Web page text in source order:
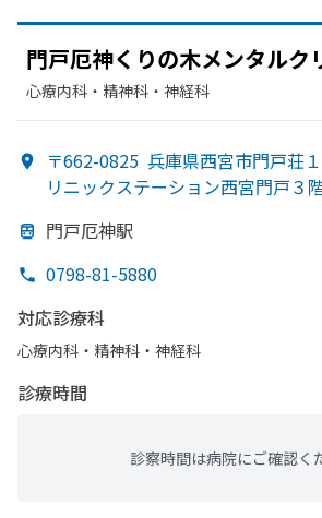
門戸厄神くりの木メンタルク
心療内科・​精神科・神経科
〒662-0825 兵庫県西宮市門戸荘
リニックステーション西宮門戸３
門戸厄神駅
0798-81-5880
対応診療科
心療内科・​精神科・神経科
診療時間
診察時間は病院にご確認く